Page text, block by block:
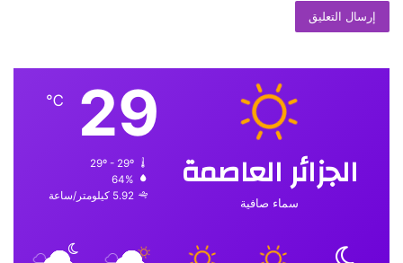
الجزائر العاصمة
سماء صافية
29
℃
29º - 29º
64%
5.92 كيلومتر/ساعة